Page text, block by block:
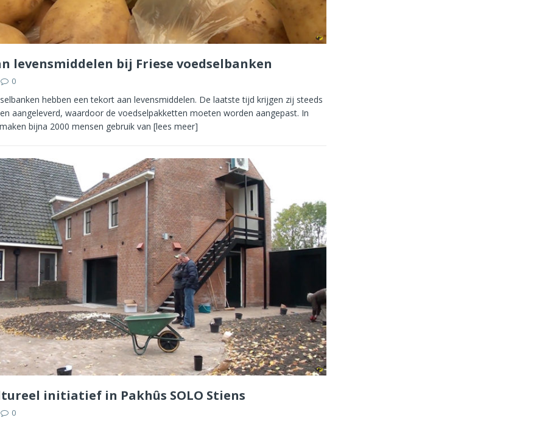
levensmiddelen bij Friese voedselbanken
0
hebben een tekort aan levensmiddelen. De laatste tijd krijgen zij steeds
aangeleverd, waardoor de voedselpakketten moeten worden aangepast. In
bijna 2000 mensen gebruik van [lees meer]
initiatief in Pakhûs SOLO Stiens
0